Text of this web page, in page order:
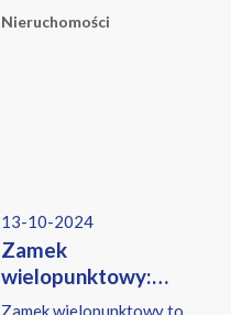
nieoczekiwanymi zmianami w
Nieruchomości
13-10-2024
Zamek
wielopunktowy:
co to jest i jakie